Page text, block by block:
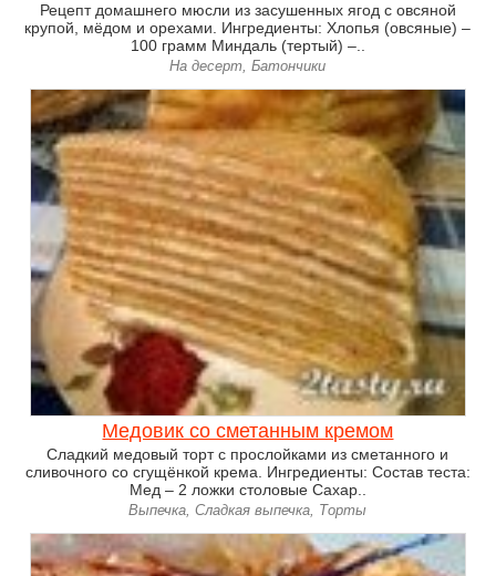
Рецепт домашнего мюсли из засушенных ягод с овсяной
крупой, мёдом и орехами. Ингредиенты: Хлопья (овсяные) –
100 грамм Миндаль (тертый) –..
На десерт, Батончики
Медовик со сметанным кремом
Сладкий медовый торт с прослойками из сметанного и
сливочного со сгущёнкой крема. Ингредиенты: Состав теста:
Мед – 2 ложки столовые Сахар..
Выпечка, Сладкая выпечка, Торты